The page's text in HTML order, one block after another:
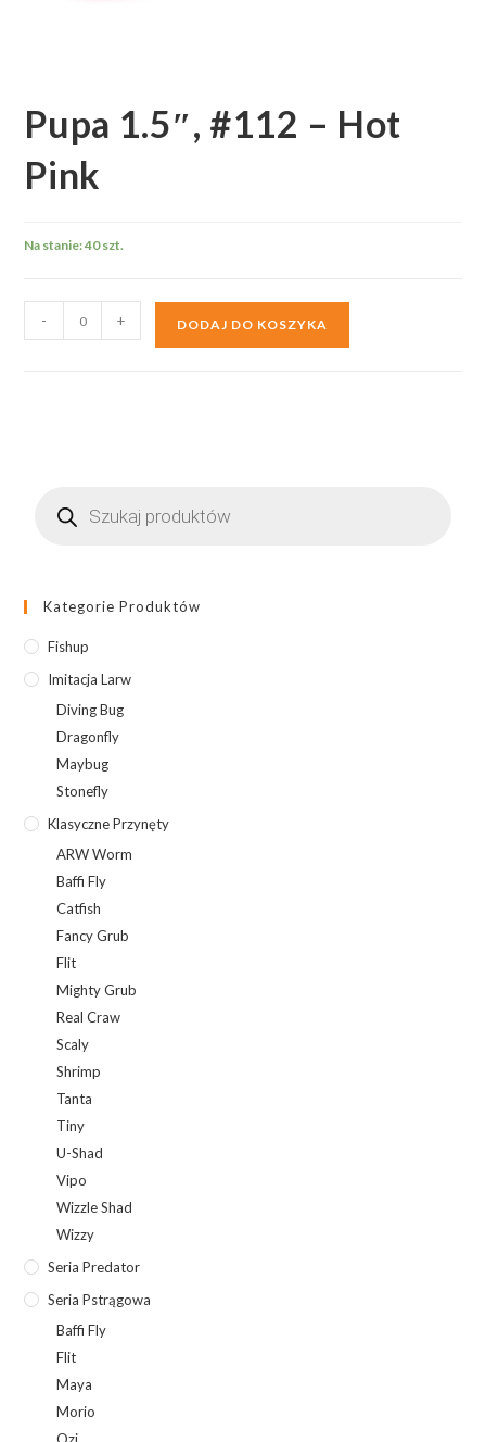
Pupa 1.5″, #112 – Hot
Pink
Na stanie: 40 szt.
Pupa
- + DODAJ DO KOSZYKA
produktów
Kategorie Produktów
Fishup
Imitacja Larw
Diving Bug
Dragonfly
Maybug
Stonefly
Klasyczne Przynęty
ARW Worm
Baffi Fly
Catfish
Fancy Grub
Flit
Mighty Grub
Real Craw
Scaly
Shrimp
Tanta
Tiny
U-Shad
Vipo
Wizzle Shad
Wizzy
Seria Predator
Seria Pstrągowa
Baffi Fly
Flit
Maya
Morio